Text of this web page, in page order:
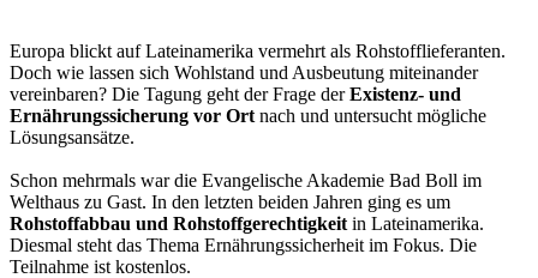
Europa blickt auf Lateinamerika vermehrt als Rohstofflieferanten.
Doch wie lassen sich Wohlstand und Ausbeutung miteinander
vereinbaren? Die Tagung geht der Frage derExistenz- und
Ernährungssicherung vor Ort nach und untersucht mögliche
Lösungsansätze.
Schon mehrmals war die Evangelische Akademie Bad Boll im
Welthaus zu Gast. In den letzten beiden Jahren ging es um
Rohstoffabbau und Rohstoffgerechtigkeit in Lateinamerika.
Diesmal steht das Thema Ernährungssicherheit im Fokus. Die
Teilnahme ist kostenlos.